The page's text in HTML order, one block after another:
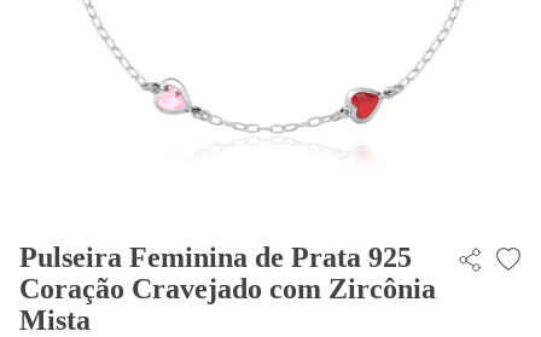
Pulseira Feminina de Prata 925
Coração Cravejado com Zircônia
Mista